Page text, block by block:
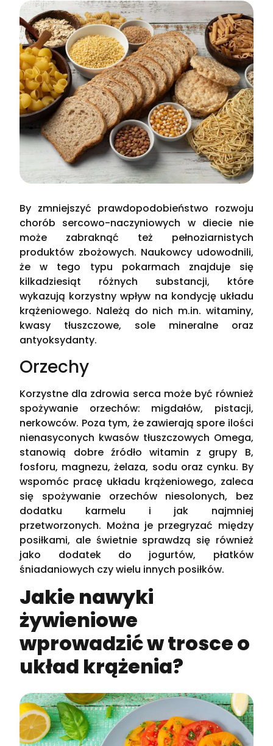
By zmniejszyć prawdopodobieństwo rozwoju
chorób sercowo-naczyniowych w diecie nie
może zabraknąć też pełnoziarnistych
produktów zbożowych. Naukowcy udowodnili,
że w tego typu pokarmach znajduje się
kilkadziesiąt różnych substancji, które
wykazują korzystny wpływ na kondycję układu
krążeniowego. Należą do nich m.in. witaminy,
kwasy tłuszczowe, sole mineralne oraz
antyoksydanty.
Orzechy
Korzystne dla zdrowia serca może być również
spożywanie orzechów: migdałów, pistacji,
nerkowców. Poza tym, że zawierają spore ilości
nienasyconych kwasów tłuszczowych Omega,
stanowią dobre źródło witamin z grupy B,
fosforu, magnezu, żelaza, sodu oraz cynku. By
wspomóc pracę układu krążeniowego, zaleca
się spożywanie orzechów niesolonych, bez
dodatku karmelu i jak najmniej
przetworzonych. Można je przegryzać między
posiłkami, ale świetnie sprawdzą się również
jako dodatek do jogurtów, płatków
śniadaniowych czy wielu innych posiłków.
Jakie nawyki
żywieniowe
wprowadzić w trosce o
układ krążenia?